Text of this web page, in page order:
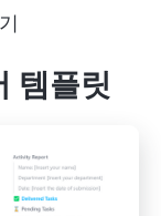
템플릿